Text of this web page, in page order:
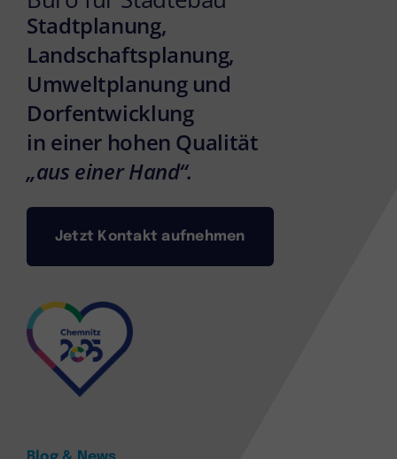
Stadtplanung,
Landschaftsplanung,
Umweltplanung und
Dorfentwicklung
in einer hohen Qualität
„aus einer Hand“.
Jetzt Kontakt aufnehmen